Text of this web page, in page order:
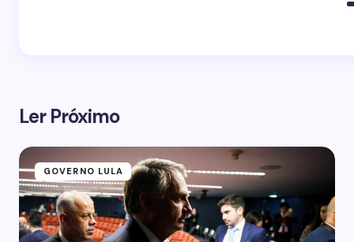
Ler Próximo
GOVERNO LULA